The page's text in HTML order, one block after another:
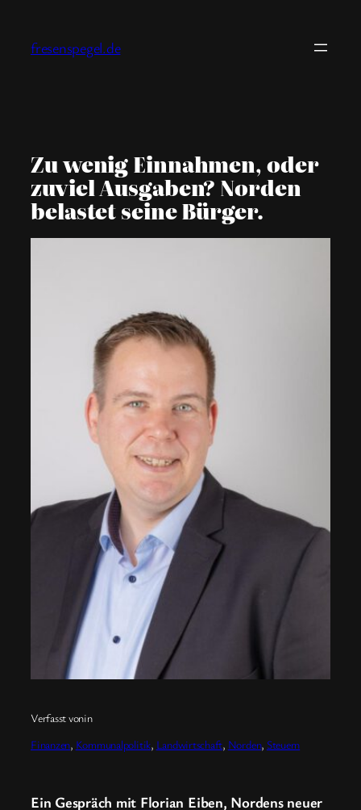
springen
fresenspegel.de
Zu wenig Einnahmen, oder
zuviel Ausgaben? Norden
belastet seine Bürger.
Verfasst vonin
Finanzen, Kommunalpolitik, Landwirtschaft, Norden, Steuern
Ein Gespräch mit Florian Eiben, Nordens neuer